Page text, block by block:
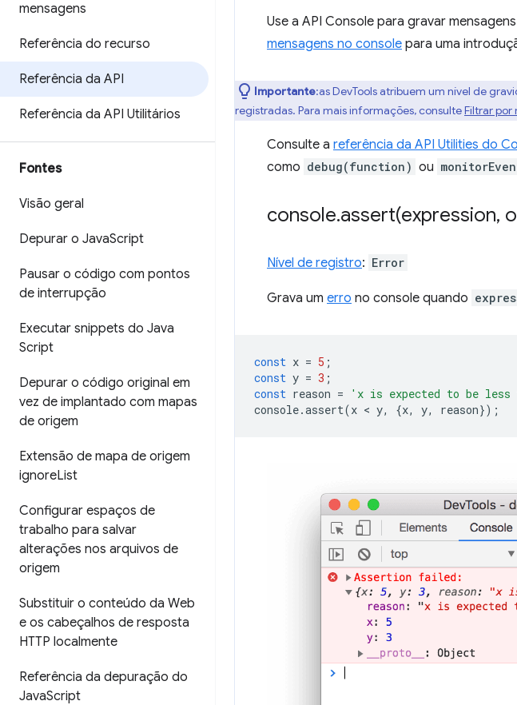
mensagens
Referência do recurso
Referência da API
Referência da API Utilitários
Fontes
Visão geral
Depurar o JavaScript
Pausar o código com pontos
de interrupção
Executar snippets do Java
Script
Depurar o código original em
vez de implantado com mapas
de origem
Extensão de mapa de origem
ignoreList
Configurar espaços de
trabalho para salvar
alterações nos arquivos de
origem
Substituir o conteúdo da Web
e os cabeçalhos de resposta
HTTP localmente
Referência da depuração do
JavaScript
Use a API Console para gravar
mensagens no console para uma
Importante:as DevTools atribuem um nível de
registradas. Para mais informações, consulteFiltrar por
Consulte a referência da API Utilities do
como debug(function) ou
console.assert(expression,
Nível de registro: Error
Grava um erro no console quando
const x = 5 ;
const y = 3 ;
const reason = 'x is expected to be less
console.assert(x < y, {x, y, reason});